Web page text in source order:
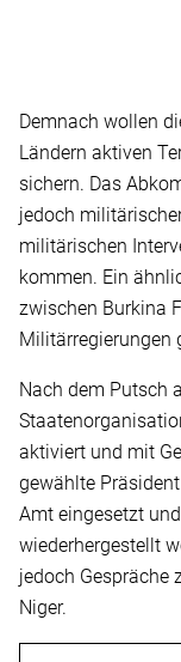
Demnach wollen
Ländern aktiven
sichern. Das
jedoch
militärischen
kommen. Ein
zwischen Burkina
Militärregierungen
Nach dem Putsch
aktiviert und mit
gewählte
Amt eingesetzt
wiederhergestellt
jedoch Gespräche
Niger.